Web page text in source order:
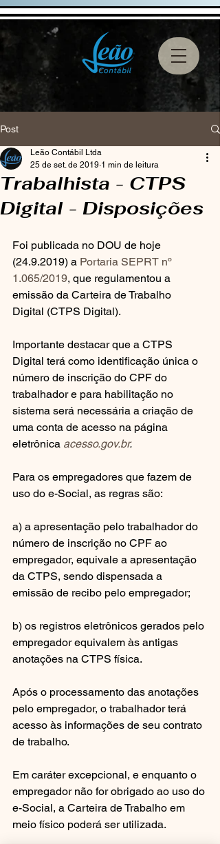
Post
Trabalhista - CTPS
Digital - Disposições
Leão Contábil Ltda
25 de set. de 2019 1 min de leitura
Foi publicada no DOU de hoje
(24.9.2019) a Portaria SEPRT nº
1.065/2019, que regulamentou a
emissão da Carteira de Trabalho
Digital (CTPS Digital).
Importante destacar que a CTPS
Digital terá como identificação única o
número de inscrição do CPF do
trabalhador e para habilitação no
sistema será necessária a criação de
uma conta de acesso na página
eletrônica acesso.gov.br.
Para os empregadores que fazem de
uso do e-Social, as regras são:
a) a apresentação pelo trabalhador do
número de inscrição no CPF ao
empregador, equivale a apresentação
da CTPS, sendo dispensada a
emissão de recibo pelo empregador;
b) os registros eletrônicos gerados pelo
empregador equivalem às antigas
anotações na CTPS física.
Após o processamento das anotações
pelo empregador, o trabalhador terá
acesso às informações de seu contrato
de trabalho.
Em caráter excepcional, e enquanto o
empregador não for obrigado ao uso do
e-Social, a Carteira de Trabalho em
meio físico poderá ser utilizada.